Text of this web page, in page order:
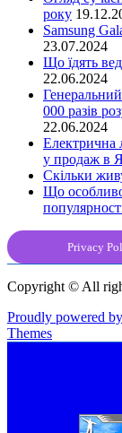
року
Samsung
23.07.2024
Що їдять
22.06.2024
000 разів
22.06.2024
Електрична
у продаж в
Скільки
Що
Privacy
Copyright © All
Proudly powered
Themes